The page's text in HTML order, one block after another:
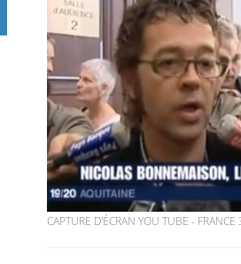
CAPTURE D'ÉCRAN YOU TUBE - FRANCE